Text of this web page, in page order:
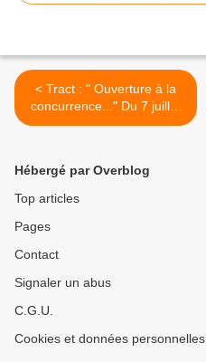
< Tract : " Ouverture à la
concurrence..." Du 7 juillet
2020
Hébergé par Overblog
Top articles
Pages
Contact
Signaler un abus
C.G.U.
Cookies et données personnelles